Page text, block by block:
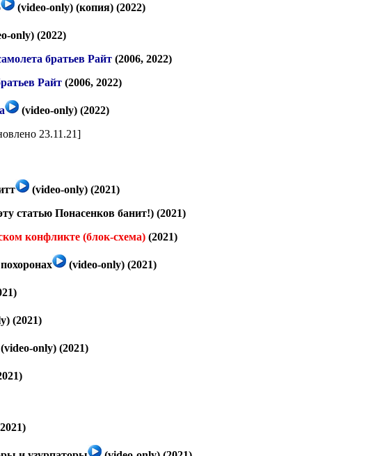
(video-only) (копия)(2022)
only) (2022)
братьев Райт(2006, 2022)
Райт(2006, 2022)
(video-only) (2022)
23.11.21]
(video-only) (2021)
статью Понасенков банит!) (2021)
конфликте (блок-схема)(2021)
(video-only) (2021)
(2021)
only) (2021)